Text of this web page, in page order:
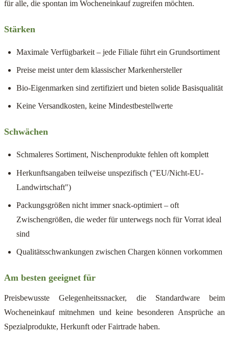
für alle, die spontan im Wocheneinkauf zugreifen möchten.
Stärken
Maximale Verfügbarkeit – jede Filiale führt ein Grundsortiment
Preise meist unter dem klassischer Markenhersteller
Bio-Eigenmarken sind zertifiziert und bieten solide Basisqualität
Keine Versandkosten, keine Mindestbestellwerte
Schwächen
Schmaleres Sortiment, Nischenprodukte fehlen oft komplett
Herkunftsangaben teilweise unspezifisch ("EU/Nicht-EU-
Landwirtschaft")
Packungsgrößen nicht immer snack-optimiert – oft
Zwischengrößen, die weder für unterwegs noch für Vorrat ideal
sind
Qualitätsschwankungen zwischen Chargen können vorkommen
Am besten geeignet für
Preisbewusste Gelegenheitssnacker, die Standardware beim
Wocheneinkauf mitnehmen und keine besonderen Ansprüche an
Spezialprodukte, Herkunft oder Fairtrade haben.